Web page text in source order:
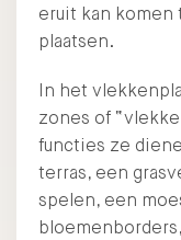
eruit kan komen
plaatsen.
In het
zones of
functies ze
terras, een
spelen, een